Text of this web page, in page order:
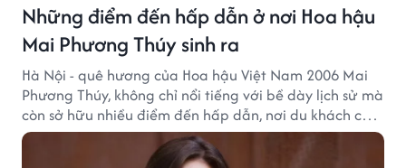
Những điểm đến hấp dẫn ở nơi Hoa hậu
Mai Phương Thúy sinh ra
Hà Nội - quê hương của Hoa hậu Việt Nam 2006 Mai
Phương Thúy, không chỉ nổi tiếng với bề dày lịch sử mà
còn sở hữu nhiều điểm đến hấp dẫn, nơi du khách có
thể cảm nhận trọn vẹn vẻ đẹp cổ kính xen lẫn nhịp
sống hiện đại của Thủ đô.